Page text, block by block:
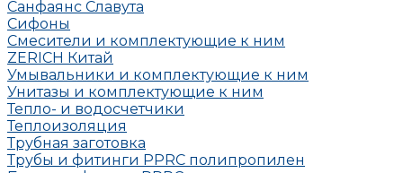
Санфаянс Славута
Сифоны
Смесители и комплектующие к ним
ZERICH Китай
Умывальники и комплектующие к ним
Унитазы и комплектующие к ним
Тепло- и водосчетчики
Теплоизоляция
Трубная заготовка
Трубы и фитинги PPRC полипропилен